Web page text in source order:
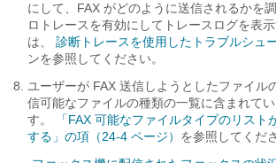
にして、FAX がどのように送信されるかを
ロトレースを有効にしてトレースログを表
は、 診断トレースを使用したトラブルシュ
ンを参照してください。
ユーザーが FAX 送信しようとしたファイル
信可能なファイルの種類の一覧に含まれて
す。
「FAX 可能なファイルタイプのリスト
する」の項（24-4 ページ） を参照してくだ